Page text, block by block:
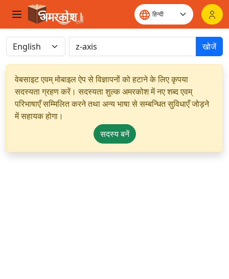
खोजें
वेबसाइट एवम् मोबाइल ऐप से विज्ञापनों को हटाने के लिए कृपया
सदस्यता ग्रहण करें। सदस्यता शुल्क अमरकोश में नए शब्द एवम्
परिभाषाएँ सम्मिलित करने तथा अन्य भाषा से सम्बन्धित सुविधाएँ जोड़ने
में सहायक होगा।
सदस्य बनें